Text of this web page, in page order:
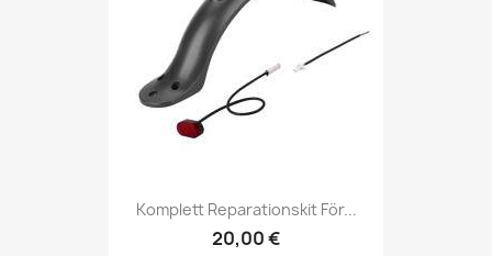
Komplett Reparationskit För...
20,00 €